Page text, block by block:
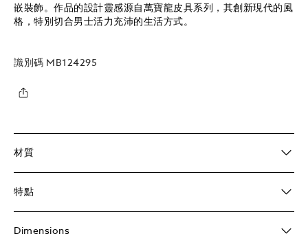
嵌裝飾。作品的設計靈感源自萬寶龍皮具系列，其創新現代的風
格，特別切合男士活力充沛的生活方式。
識別碼 MB124295
材質
特點
Dimensions